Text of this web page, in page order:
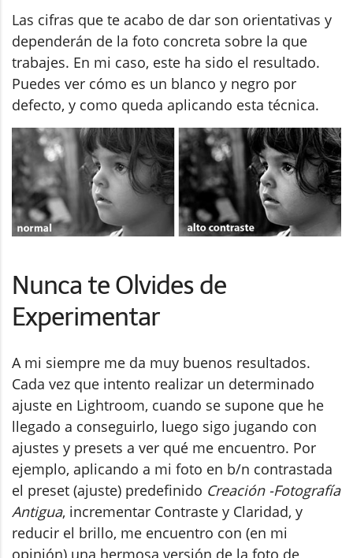
Las cifras que te acabo de dar son orientativas y
dependerán de la foto concreta sobre la que
trabajes. En mi caso, este ha sido el resultado.
Puedes ver cómo es un blanco y negro por
defecto, y como queda aplicando esta técnica.
Nunca te Olvides de
Experimentar
A mi siempre me da muy buenos resultados.
Cada vez que intento realizar un determinado
ajuste en Lightroom, cuando se supone que he
llegado a conseguirlo, luego sigo jugando con
ajustes y presets a ver qué me encuentro. Por
ejemplo, aplicando a mi foto en b/n contrastada
el preset (ajuste) predefinido Creación -Fotografía
Antigua, incrementar Contraste y Claridad, y
reducir el brillo, me encuentro con (en mi
opinión) una hermosa versión de la foto de